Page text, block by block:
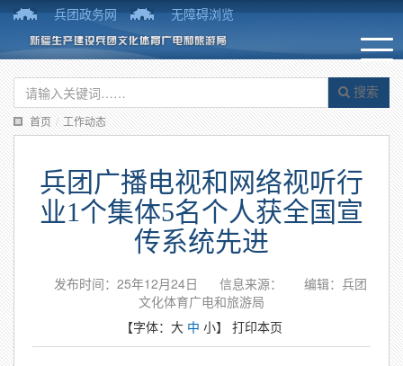
兵团政务网 无障碍浏览
搜索
首页 / 工作动态
兵团广播电视和网络视听行
业1个集体5名个人获全国宣
传系统先进
发布时间：25年12月24日 信息来源：
编辑：兵团
文化体育广电和旅游局
【字体： 大 中 小】 打印本页